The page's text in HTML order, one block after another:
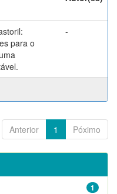
para o
-
Anterior 1 Póximo
1